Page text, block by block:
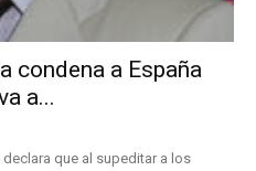
condena a España
a...
que al supeditar a los